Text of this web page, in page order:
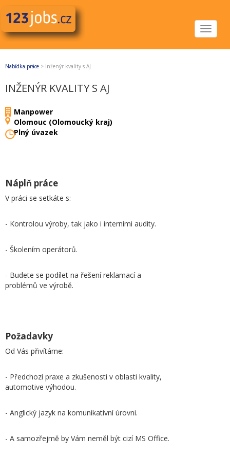
Toggle
Nabídka práce > Inženýr kvality s AJ
INŽENÝR KVALITY S AJ
Manpower
Olomouc (Olomoucký kraj)
Plný úvazek
Náplň práce
V práci se setkáte s:
- Kontrolou výroby, tak jako i interními audity.
- Školením operátorů.
- Budete se podílet na řešení reklamací a
problémů ve výrobě.
Požadavky
Od Vás přivítáme:
- Předchozí praxe a zkušenosti v oblasti kvality,
automotive výhodou.
- Anglický jazyk na komunikativní úrovni.
- A samozřejmě by Vám neměl být cizí MS Office.